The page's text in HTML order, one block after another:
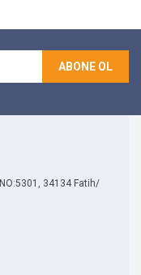
ABONE OL
34134 Fatih/